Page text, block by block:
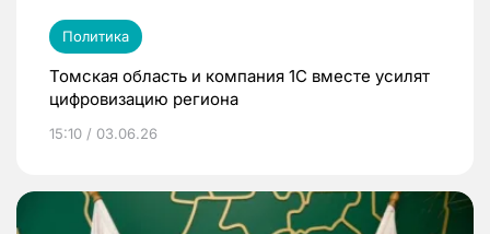
Политика
Томская область и компания 1С вместе усилят
цифровизацию региона
15:10 / 03.06.26